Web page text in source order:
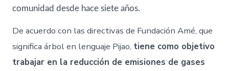
comunidad desde hace siete años.
De acuerdo con las directivas de Fundación Amé, que
significa árbol en lenguaje Pijao, tiene como objetivo
trabajar en la reducción de emisiones de gases